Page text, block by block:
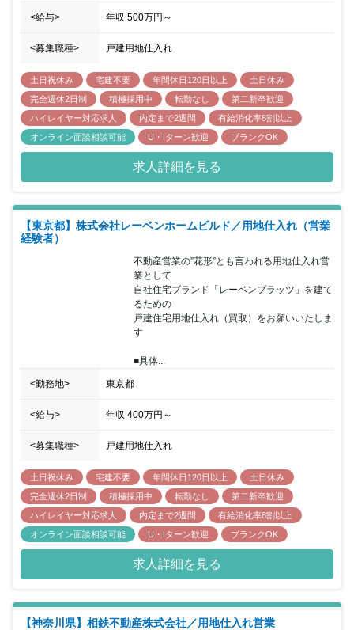
<給与> 年収 500万円 ～
<募集職種> 戸建用地仕入れ
土日祝休み 宅建不要 年間休日120日以上
土日休み
完全週休2日制
積極採用中 転勤なし
第二新卒歓迎
ハイレイヤー対応求人
内定まで2週間
有給消化率8割以上
オンライン面談相談可能
U・Iターン歓迎 ブランクOK
求人詳細を見る
【東京都】株式会社レーベンホームビルド／用地仕入れ（営業
経験者）
不動産営業の”花形”とも言われる用地仕入れ営
業として
自社住宅ブランド「レーベンプラッツ」を建て
るための
戸建住宅用地仕入れ（買取）をお願いいたしま
す
■具体...
<勤務地> 東京都
<給与> 年収 400万円 ～
<募集職種> 戸建用地仕入れ
土日祝休み 宅建不要 年間休日120日以上
土日休み
完全週休2日制
積極採用中 転勤なし
第二新卒歓迎
ハイレイヤー対応求人
内定まで2週間
有給消化率8割以上
オンライン面談相談可能
U・Iターン歓迎 ブランクOK
求人詳細を見る
【神奈川県】相鉄不動産株式会社／用地仕入れ営業